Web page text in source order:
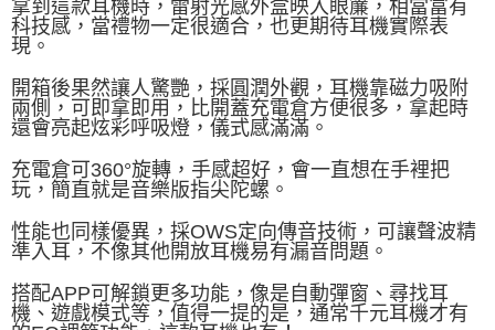
拿到這款耳機時，雷射光感外盒映入眼簾，相當富有
科技感，當禮物一定很適合，也更期待耳機實際表
現。
開箱後果然讓人驚艷，採圓潤外觀，耳機靠磁力吸附
兩側，可即拿即用，比開蓋充電倉方便很多，拿起時
還會亮起炫彩呼吸燈，儀式感滿滿。
充電倉可360°旋轉，手感超好，會一直想在手裡把
玩，簡直就是音樂版指尖陀螺。
性能也同樣優異，採OWS定向傳音技術，可讓聲波精
準入耳，不像其他開放耳機易有漏音問題。
搭配APP可解鎖更多功能，像是自動彈窗、尋找耳
機、遊戲模式等，值得一提的是，通常千元耳機才有